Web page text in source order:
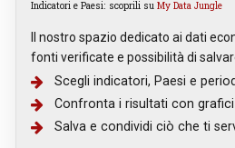
Indicatori e Paesi: scoprili su My Data Jungle
Il nostro spazio dedicato ai dati
fonti verificate e possibilità di
Scegli indicatori, Paesi e
Confronta i risultati con
Salva e condividi ciò che ti